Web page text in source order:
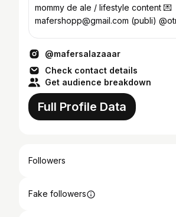
mommy de ale / lifestyle content 💌
mafershopp@gmail.com (publi) @otrarutina
@mafersalazaaar
Check contact details
Get audience breakdown
Full Profile Data
Followers
Fake followers